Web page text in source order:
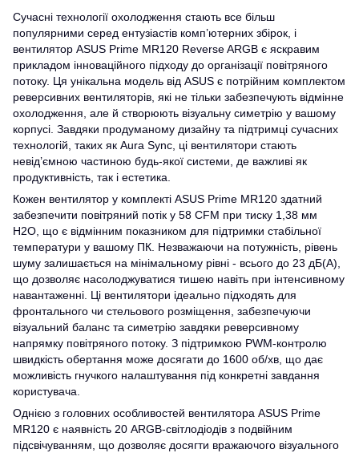
Сучасні технології охолодження стають все більш
популярними серед ентузіастів комп’ютерних збірок, і
вентилятор ASUS Prime MR120 Reverse ARGB є яскравим
прикладом інноваційного підходу до організації повітряного
потоку. Ця унікальна модель від ASUS є потрійним комплектом
реверсивних вентиляторів, які не тільки забезпечують відмінне
охолодження, але й створюють візуальну симетрію у вашому
корпусі. Завдяки продуманому дизайну та підтримці сучасних
технологій, таких як Aura Sync, ці вентилятори стають
невід’ємною частиною будь-якої системи, де важливі як
продуктивність, так і естетика.
Кожен вентилятор у комплекті ASUS Prime MR120 здатний
забезпечити повітряний потік у 58 CFM при тиску 1,38 мм
H2O, що є відмінним показником для підтримки стабільної
температури у вашому ПК. Незважаючи на потужність, рівень
шуму залишається на мінімальному рівні - всього до 23 дБ(А),
що дозволяє насолоджуватися тишею навіть при інтенсивному
навантаженні. Ці вентилятори ідеально підходять для
фронтального чи стельового розміщення, забезпечуючи
візуальний баланс та симетрію завдяки реверсивному
напрямку повітряного потоку. З підтримкою PWM-контролю
швидкість обертання може досягати до 1600 об/хв, що дає
можливість гнучкого налаштування під конкретні завдання
користувача.
Однією з головних особливостей вентилятора ASUS Prime
MR120 є наявність 20 ARGB-світлодіодів з подвійним
підсвічуванням, що дозволяє досягти вражаючого візуального